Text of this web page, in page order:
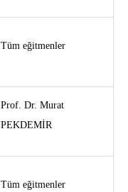
Tüm eğitmenler
Prof. Dr. Murat
PEKDEMİR
Tüm eğitmenler